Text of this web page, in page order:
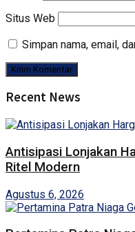
Situs Web
Simpan nama, email,
Recent News
Antisipasi Lonjakan
Ritel Modern
Agustus 6, 2026